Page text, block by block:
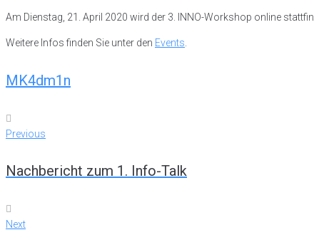
Am Dienstag, 21. April 2020 wird der 3. INNO-Workshop online
Weitere Infos finden Sie unter den Events.
MK4dm1n
Beitrags-
Navigation
Previous
Previous
Nachbericht zum 1. Info-Talk
Next
Next